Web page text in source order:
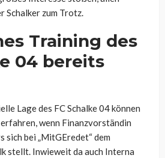
Schalker zum Trotz.
Training des
04 bereits
Lage des FC Schalke 04 können
wenn Finanzvorständin
sich bei „MitGEredet“ dem
stellt. Inwieweit da auch Interna